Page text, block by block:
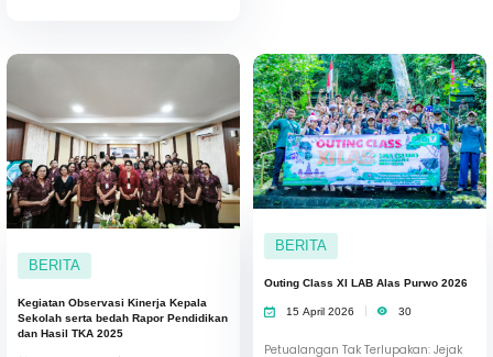
BERITA
Kegiatan Observasi Kinerja Kepala
Sekolah serta bedah Rapor Pendidikan
dan Hasil TKA 2025
BERITA
Outing Class XI LAB Alas Purwo 2026
15 April 2026 30
Petualangan Tak Terlupakan: Jejak